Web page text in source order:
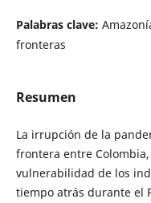
Palabras clave:
fronteras
Resumen
La irrupción de la
frontera entre
vulnerabilidad de los
tiempo atrás durante el